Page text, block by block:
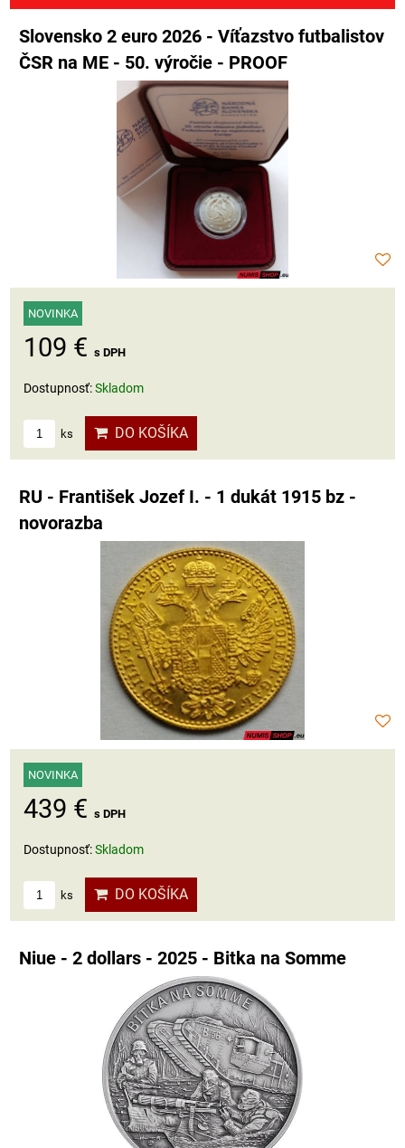
Slovensko 2 euro 2026 - Víťazstvo futbalistov
ČSR na ME - 50. výročie - PROOF
NOVINKA
109 € s DPH
Dostupnosť:Skladom
ks DO KOŠÍKA
RU - František Jozef I. - 1 dukát 1915 bz -
novorazba
NOVINKA
439 € s DPH
Dostupnosť:Skladom
ks DO KOŠÍKA
Niue - 2 dollars - 2025 - Bitka na Somme